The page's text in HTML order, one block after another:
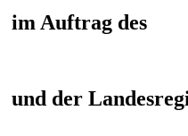
im Auftrag des
und der